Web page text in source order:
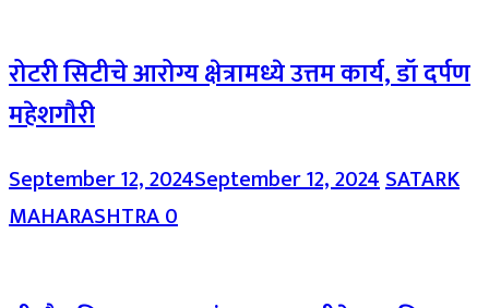
रोटरी सिटीचे आरोग्य क्षेत्रामध्ये उत्तम कार्य, डॉ दर्पण
महेशगौरी
September 12, 2024September 12, 2024SATARK
MAHARASHTRA0